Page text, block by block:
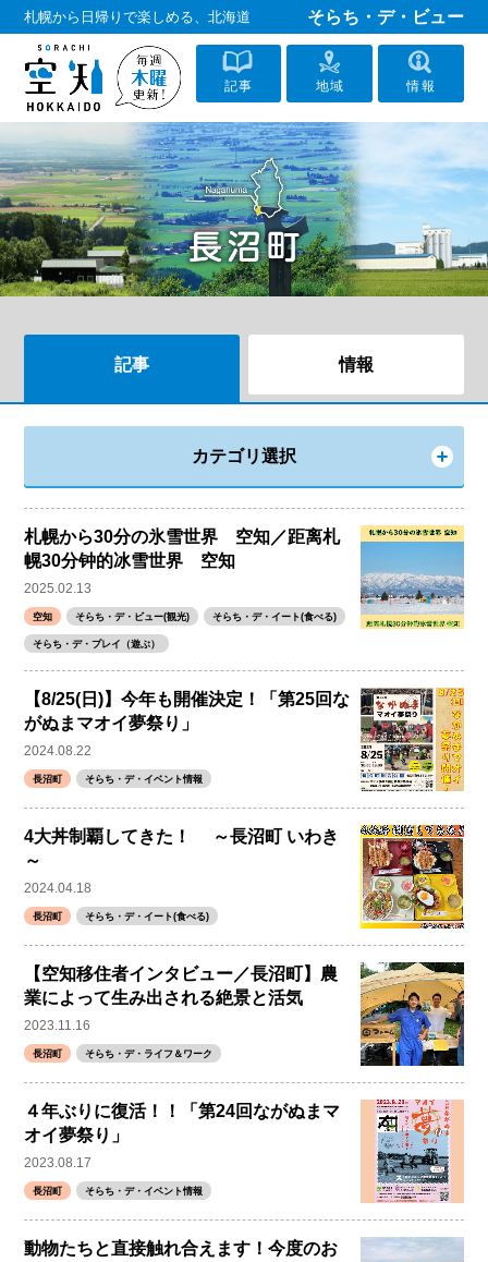
札幌から日帰りで楽しめる、北海道 そらち・デ・ビュー
記事 地域 情報
記事 情報
カテゴリ選択
札幌から30分の氷雪世界 空知／距离札
幌30分钟的冰雪世界 空知
2025.02.13
空知 そらち・デ・ビュー(観光) そらち・デ・イート(食べる)
そらち・デ・プレイ（遊ぶ）
【8/25(日)】今年も開催決定！「第25回な
がぬまマオイ夢祭り」
2024.08.22
長沼町 そらち・デ・イベント情報
4大丼制覇してきた！ ～長沼町 いわき
～
2024.04.18
長沼町 そらち・デ・イート(食べる)
【空知移住者インタビュー／長沼町】農
業によって生み出される絶景と活気
2023.11.16
長沼町 そらち・デ・ライフ＆ワーク
４年ぶりに復活！！「第24回ながぬまマ
オイ夢祭り」
2023.08.17
長沼町 そらち・デ・イベント情報
動物たちと直接触れ合えます！今度のお